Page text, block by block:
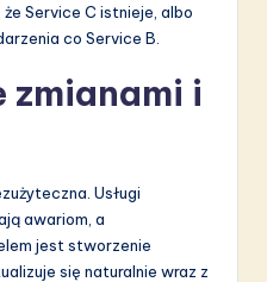
Service C istnieje, albo
co Service B.
zmianami i
Usługi
awariom, a
jest stworzenie
się naturalnie wraz z